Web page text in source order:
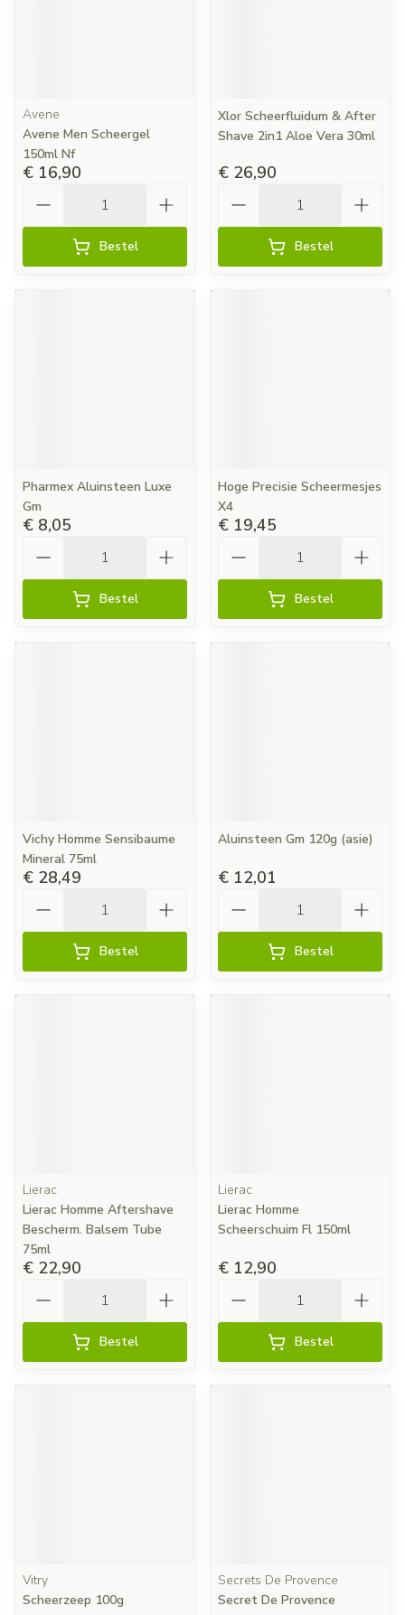
Avene
Avene Men Scheergel
150ml Nf
€ 16,90
Bestel
Xlor Scheerfluidum & After
Shave 2in1 Aloe Vera 30ml
€ 26,90
Bestel
Pharmex Aluinsteen Luxe
Gm
€ 8,05
Bestel
Hoge Precisie Scheermesjes
X4
€ 19,45
Bestel
Vichy Homme Sensibaume
Mineral 75ml
€ 28,49
Bestel
Aluinsteen Gm 120g (asie)
€ 12,01
Bestel
Lierac
Lierac Homme Aftershave
Bescherm. Balsem Tube
75ml
€ 22,90
Bestel
Lierac
Lierac Homme
Scheerschuim Fl 150ml
€ 12,90
Bestel
Vitry
Scheerzeep 100g
Secrets De Provence
Secret De Provence